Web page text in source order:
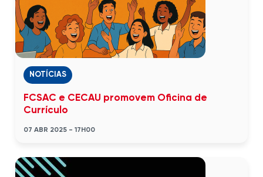
NOTÍCIAS
FCSAC e CECAU promovem Oficina de
Currículo
07 ABR 2025 - 17H00